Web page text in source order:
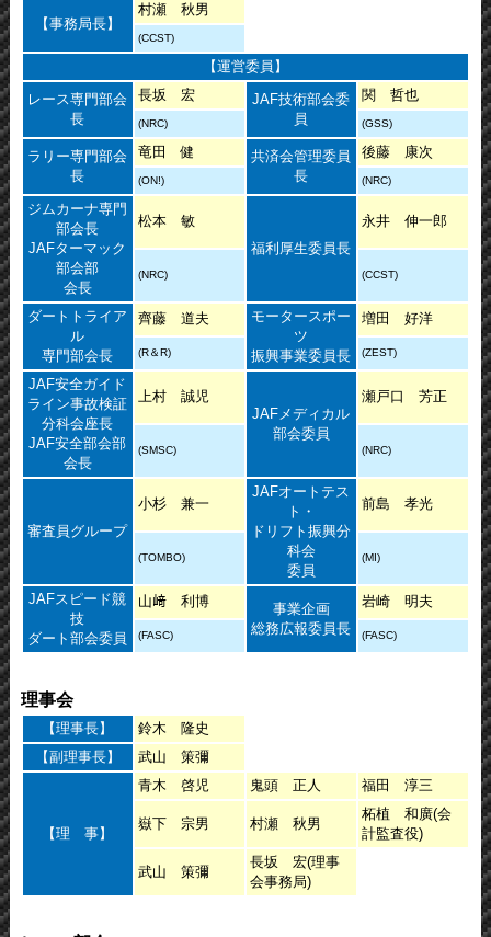
【事務局長】
村瀬 秋男
(CCST)
【運営委員】
レース専門部会
長
長坂 宏
JAF技術部会委
員
関 哲也
(NRC) (GSS)
ラリー専門部会
長
竜田 健
共済会管理委員
長
後藤 康次
(ON!) (NRC)
ジムカーナ専門
部会長
JAFターマック
部会部
会長
松本 敏
福利厚生委員長
永井 伸一郎
(NRC) (CCST)
ダートトライア
ル
専門部会長
齊藤 道夫
モータースポー
ツ
振興事業委員長
増田 好洋
(R＆R) (ZEST)
JAF安全ガイド
ライン事故検証
分科会座長
JAF安全部会部
会長
上村 誠児
JAFメディカル
部会委員
瀬戸口 芳正
(SMSC) (NRC)
審査員グループ
小杉 兼一
JAFオートテス
ト・
ドリフト振興分
科会
委員
前島 孝光
(TOMBO) (MI)
JAFスピード競
技
ダート部会委員
山﨑 利博
事業企画
総務広報委員長
岩崎 明夫
(FASC) (FASC)
理事会
【理事長】
鈴木 隆史
【副理事長】
武山 策彌
【理 事】
青木 啓児 鬼頭 正人 福田 淳三
嶽下 宗男 村瀬 秋男
柘植 和廣(会
計監査役)
武山 策彌
長坂 宏(理事
会事務局)